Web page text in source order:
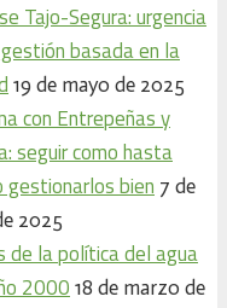
Tajo-Segura: urgencia
basada en la
19 de mayo de 2025
con Entrepeñas y
seguir como hasta
gestionarlos bien 7 de
2025
de la política del agua
2000 18 de marzo de